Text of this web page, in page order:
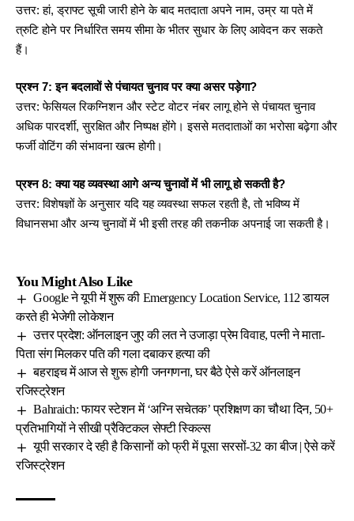
उत्तर: हां, ड्राफ्ट सूची जारी होने के बाद मतदाता अपने नाम, उम्र या पते में
त्रुटि होने पर निर्धारित समय सीमा के भीतर सुधार के लिए आवेदन कर सकते
हैं।
प्रश्न 7: इन बदलावों से पंचायत चुनाव पर क्या असर पड़ेगा?
उत्तर: फेसियल रिकग्निशन और स्टेट वोटर नंबर लागू होने से पंचायत चुनाव
अधिक पारदर्शी, सुरक्षित और निष्पक्ष होंगे। इससे मतदाताओं का भरोसा बढ़ेगा और
फर्जी वोटिंग की संभावना खत्म होगी।
प्रश्न 8: क्या यह व्यवस्था आगे अन्य चुनावों में भी लागू हो सकती है?
उत्तर: विशेषज्ञों के अनुसार यदि यह व्यवस्था सफल रहती है, तो भविष्य में
विधानसभा और अन्य चुनावों में भी इसी तरह की तकनीक अपनाई जा सकती है।
You Might Also Like
Google ने यूपी में शुरू की Emergency Location Service, 112 डायल
करते ही भेजेगी लोकेशन
उत्तर प्रदेश: ऑनलाइन जुए की लत ने उजाड़ा प्रेम विवाह, पत्नी ने माता-
पिता संग मिलकर पति की गला दबाकर हत्या की
बहराइच में आज से शुरू होगी जनगणना, घर बैठे ऐसे करें ऑनलाइन
रजिस्ट्रेशन
Bahraich: फायर स्टेशन में ‘अग्नि सचेतक’ प्रशिक्षण का चौथा दिन, 50+
प्रतिभागियों ने सीखी प्रैक्टिकल सेफ्टी स्किल्स
यूपी सरकार दे रही है किसानों को फ्री में पूसा सरसों-32 का बीज | ऐसे करें
रजिस्ट्रेशन